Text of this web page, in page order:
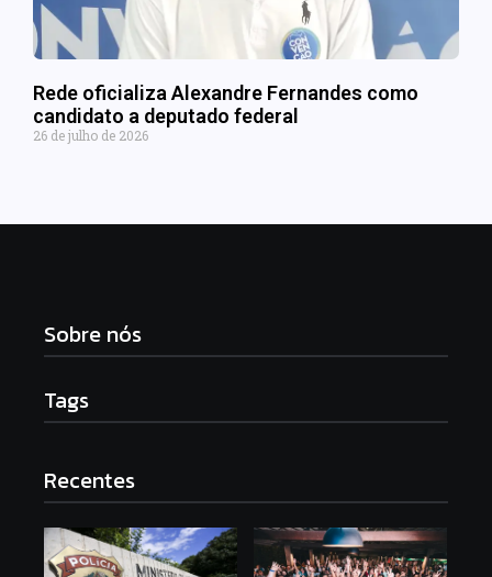
Rede oficializa Alexandre Fernandes como
candidato a deputado federal
26 de julho de 2026
Sobre nós
Tags
Recentes